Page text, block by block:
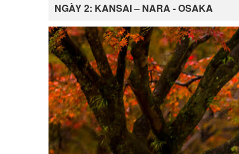
NGÀY 2: KANSAI – NARA - OSAKA